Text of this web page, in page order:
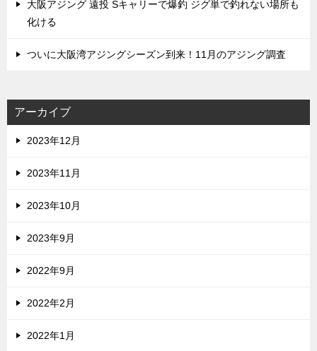
大阪アジング 遠投 Sキャリーで爆釣 ジグ単で釣れない場所も
化ける
ついに大阪湾アジングシーズン到来！11月のアジング調査
アーカイブ
2023年12月
2023年11月
2023年10月
2023年9月
2022年9月
2022年2月
2022年1月